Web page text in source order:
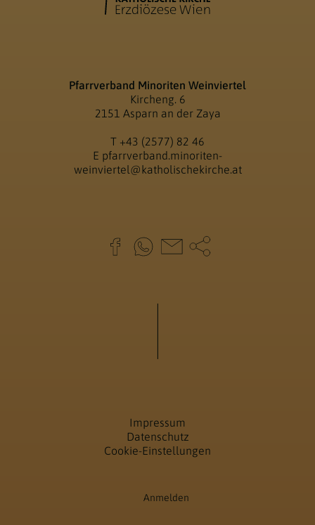
Pfarrverband Minoriten Weinviertel
Kircheng. 6
2151 Asparn an der Zaya
T +43 (2577) 82 46
E pfarrverband.minoriten-
weinviertel@katholischekirche.at
Impressum
Datenschutz
Cookie-Einstellungen
Anmelden